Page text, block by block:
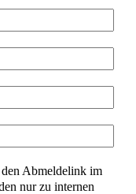
Abmeldelink im
nur zu internen